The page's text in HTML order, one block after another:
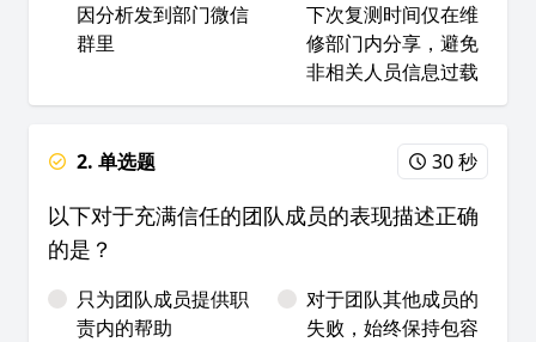
因分析发到部门微信
群里
下次复测时间仅在维
修部门内分享，避免
非相关人员信息过载
2. 单选题 30 秒
以下对于充满信任的团队成员的表现描述正确
的是？
只为团队成员提供职
责内的帮助
对于团队其他成员的
失败，始终保持包容